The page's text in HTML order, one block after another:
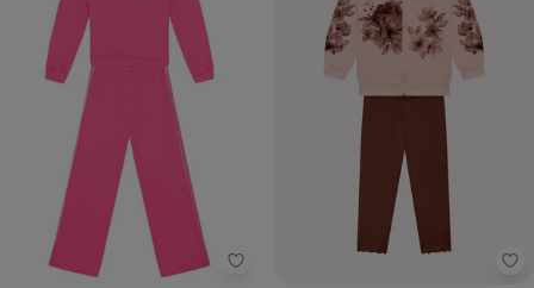
Brandili - Conjunto Infantil